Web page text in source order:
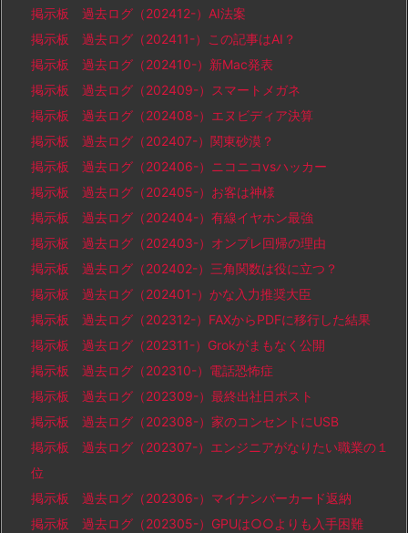
掲示板 過去ログ（202412-）AI法案
掲示板 過去ログ（202411-）この記事はAI？
掲示板 過去ログ（202410-）新Mac発表
掲示板 過去ログ（202409-）スマートメガネ
掲示板 過去ログ（202408-）エヌビディア決算
掲示板 過去ログ（202407-）関東砂漠？
掲示板 過去ログ（202406-）ニコニコvsハッカー
掲示板 過去ログ（202405-）お客は神様
掲示板 過去ログ（202404-）有線イヤホン最強
掲示板 過去ログ（202403-）オンプレ回帰の理由
掲示板 過去ログ（202402-）三角関数は役に立つ？
掲示板 過去ログ（202401-）かな入力推奨大臣
掲示板 過去ログ（202312-）FAXからPDFに移行した結果
掲示板 過去ログ（202311-）Grokがまもなく公開
掲示板 過去ログ（202310-）電話恐怖症
掲示板 過去ログ（202309-）最終出社日ポスト
掲示板 過去ログ（202308-）家のコンセントにUSB
掲示板 過去ログ（202307-）エンジニアがなりたい職業の１
位
掲示板 過去ログ（202306-）マイナンバーカード返納
掲示板 過去ログ（202305-）GPUは○○よりも入手困難